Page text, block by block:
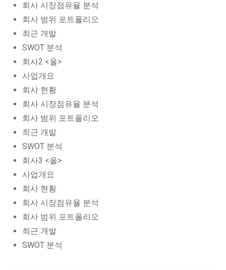
회사 시장점유율 분석
회사 범위 포트폴리오
최근 개발
SWOT 분석
회사2 <올>
사업개요
회사 현황
회사 시장점유율 분석
회사 범위 포트폴리오
최근 개발
SWOT 분석
회사3 <올>
사업개요
회사 현황
회사 시장점유율 분석
회사 범위 포트폴리오
최근 개발
SWOT 분석